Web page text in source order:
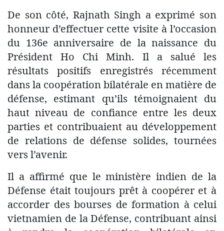
De son côté, Rajnath Singh a exprimé son
honneur d’effectuer cette visite à l’occasion
du 136e anniversaire de la naissance du
Président Ho Chi Minh. Il a salué les
résultats positifs enregistrés récemment
dans la coopération bilatérale en matière de
défense, estimant qu’ils témoignaient du
haut niveau de confiance entre les deux
parties et contribuaient au développement
de relations de défense solides, tournées
vers l’avenir.
Il a affirmé que le ministère indien de la
Défense était toujours prêt à coopérer et à
accorder des bourses de formation à celui
vietnamien de la Défense, contribuant ainsi